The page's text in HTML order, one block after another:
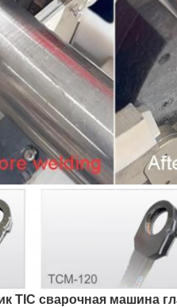
TIC сварочная машина